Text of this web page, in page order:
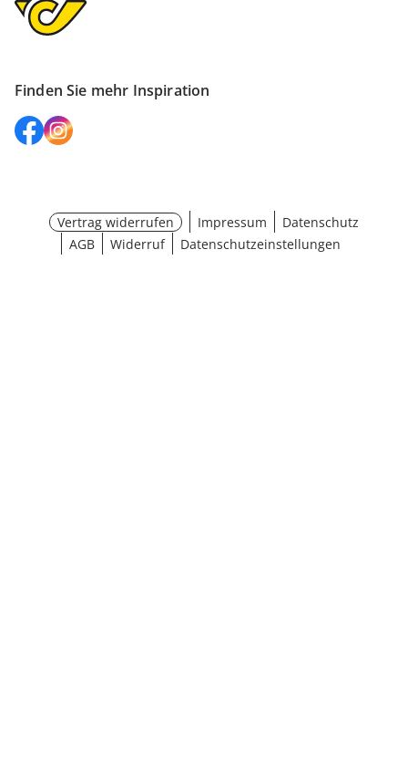
Finden Sie mehr Inspiration
Vertrag widerrufen Impressum
Datenschutz
AGB
Widerruf Datenschutzeinstellungen